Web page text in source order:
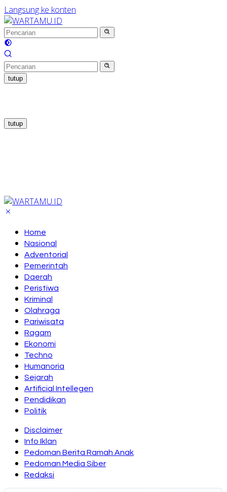
Langsung ke konten
tutup
tutup
Home
Nasional
Adventorial
Pemerintah
Daerah
Peristiwa
Kriminal
Olahraga
Pariwisata
Ragam
Ekonomi
Techno
Humanoria
Sejarah
Artificial Intellegen
Pendidikan
Politik
Disclaimer
Info Iklan
Pedoman Berita Ramah Anak
Pedoman Media Siber
Redaksi